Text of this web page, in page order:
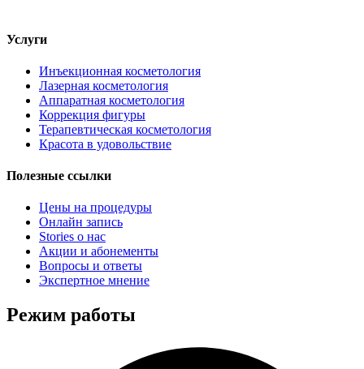
Услуги
Инъекционная косметология
Лазерная косметология
Аппаратная косметология
Коррекция фигуры
Терапевтическая косметология
Красота в удовольствие
Полезные ссылки
Цены на процедуры
Онлайн запись
Stories о нас
Акции и абонементы
Вопросы и ответы
Экспертное мнение
Режим работы